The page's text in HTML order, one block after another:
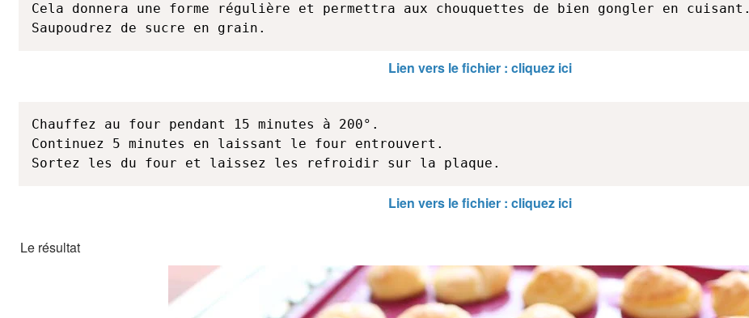
Cela donnera une forme régulière et permettra aux chouquettes de bien gongler en cuisant.
Saupoudrez de sucre en grain.
Lien vers le fichier : cliquez ici
Chauffez au four pendant 15 minutes à 200°.
Continuez 5 minutes en laissant le four entrouvert.
Sortez les du four et laissez les refroidir sur la plaque.
Lien vers le fichier : cliquez ici
Le résultat